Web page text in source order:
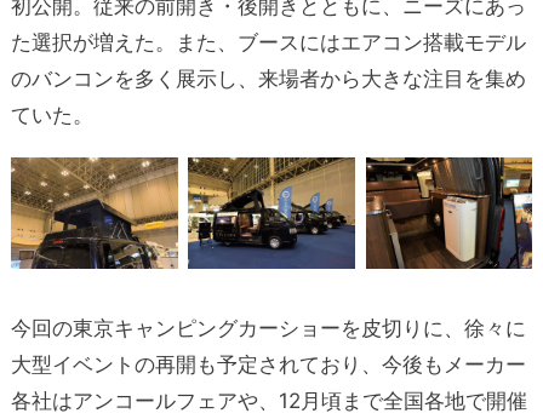
初公開。従来の前開き・後開きとともに、ニーズにあっ
た選択が増えた。また、ブースにはエアコン搭載モデル
のバンコンを多く展示し、来場者から大きな注目を集め
ていた。
今回の東京キャンピングカーショーを皮切りに、徐々に
大型イベントの再開も予定されており、今後もメーカー
各社はアンコールフェアや、12月頃まで全国各地で開催